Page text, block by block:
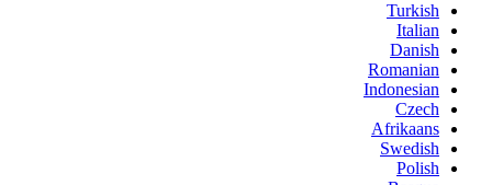
Turkish
Italian
Danish
Romanian
Indonesian
Czech
Afrikaans
Swedish
Polish